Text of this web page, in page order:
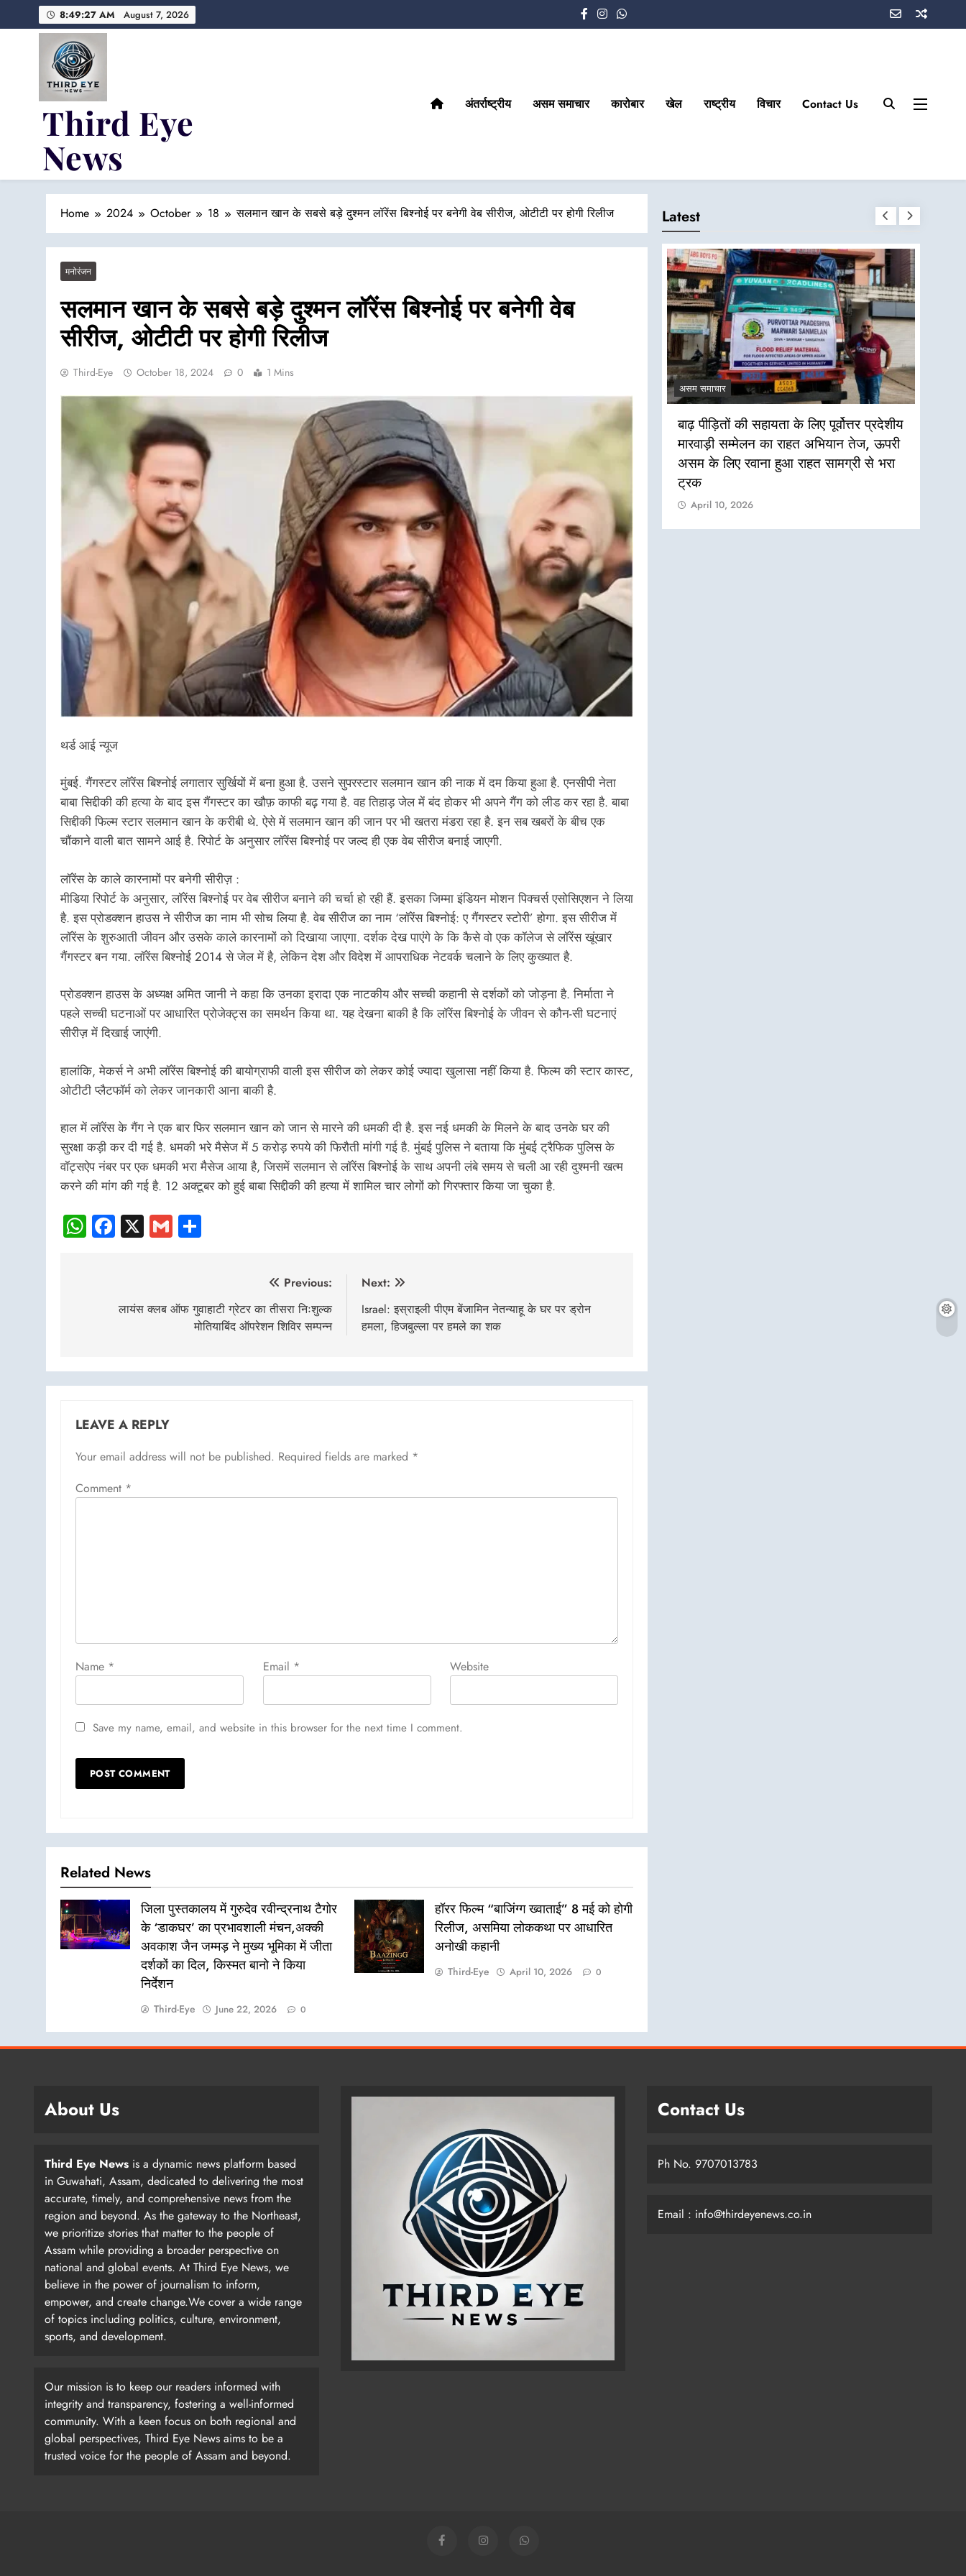
to
8:49:28 AM August 7, 2026
Third Eye
News
अंतर्राष्ट्रीय असम समाचार कारोबार खेल राष्ट्रीय विचार Contact Us
Home 2024 October 18 सलमान खान के सबसे बड़े दुश्मन लॉरेंस बिश्नोई पर बनेगी वेब सीरीज, ओटीटी पर होगी रिलीज
मनोरंजन
सलमान खान के सबसे बड़े दुश्मन लॉरेंस बिश्नोई पर बनेगी वेब
सीरीज, ओटीटी पर होगी रिलीज
Third-Eye October 18, 2024 0 1 Mins
थर्ड आई न्यूज
मुंबई. गैंगस्टर लॉरेंस बिश्नोई लगातार सुर्खियों में बना हुआ है. उसने सुपरस्टार सलमान खान की नाक में दम किया हुआ है. एनसीपी नेता
बाबा सिद्दीकी की हत्या के बाद इस गैंगस्टर का खौफ़ काफी बढ़ गया है. वह तिहाड़ जेल में बंद होकर भी अपने गैंग को लीड कर रहा है. बाबा
सिद्दीकी फिल्म स्टार सलमान खान के करीबी थे. ऐसे में सलमान खान की जान पर भी खतरा मंडरा रहा है. इन सब खबरों के बीच एक
चौंकाने वाली बात सामने आई है. रिपोर्ट के अनुसार लॉरेंस बिश्नोई पर जल्द ही एक वेब सीरीज बनाई जाएगी.
लॉरेंस के काले कारनामों पर बनेगी सीरीज़ :
मीडिया रिपोर्ट के अनुसार, लॉरेंस बिश्नोई पर वेब सीरीज बनाने की चर्चा हो रही हैं. इसका जिम्मा इंडियन मोशन पिक्चर्स एसोसिएशन ने लिया
है. इस प्रोडक्शन हाउस ने सीरीज का नाम भी सोच लिया है. वेब सीरीज का नाम ‘लॉरेंस बिश्नोई: ए गैंगस्टर स्टोरी’ होगा. इस सीरीज में
लॉरेंस के शुरुआती जीवन और उसके काले कारनामों को दिखाया जाएगा. दर्शक देख पाएंगे के कि कैसे वो एक कॉलेज से लॉरेंस खूंखार
गैंगस्टर बन गया. लॉरेंस बिश्नोई 2014 से जेल में है, लेकिन देश और विदेश में आपराधिक नेटवर्क चलाने के लिए कुख्यात है.
प्रोडक्शन हाउस के अध्यक्ष अमित जानी ने कहा कि उनका इरादा एक नाटकीय और सच्ची कहानी से दर्शकों को जोड़ना है. निर्माता ने
पहले सच्ची घटनाओं पर आधारित प्रोजेक्ट्स का समर्थन किया था. यह देखना बाकी है कि लॉरेंस बिश्नोई के जीवन से कौन-सी घटनाएं
सीरीज़ में दिखाई जाएंगी.
हालांकि, मेकर्स ने अभी लॉरेंस बिश्नोई की बायोग्राफी वाली इस सीरीज को लेकर कोई ज्यादा खुलासा नहीं किया है. फिल्म की स्टार कास्ट,
ओटीटी प्लैटफॉर्म को लेकर जानकारी आना बाकी है.
हाल में लॉरेंस के गैंग ने एक बार फिर सलमान खान को जान से मारने की धमकी दी है. इस नई धमकी के मिलने के बाद उनके घर की
सुरक्षा कड़ी कर दी गई है. धमकी भरे मैसेज में 5 करोड़ रुपये की फिरौती मांगी गई है. मुंबई पुलिस ने बताया कि मुंबई ट्रैफिक पुलिस के
वॉट्सऐप नंबर पर एक धमकी भरा मैसेज आया है, जिसमें सलमान से लॉरेंस बिश्नोई के साथ अपनी लंबे समय से चली आ रही दुश्मनी खत्म
करने की मांग की गई है. 12 अक्टूबर को हुई बाबा सिद्दीकी की हत्या में शामिल चार लोगों को गिरफ्तार किया जा चुका है.
WhatsApp
Facebook
X Gmail
navigation
Previous:
लायंस क्लब ऑफ गुवाहाटी ग्रेटर का तीसरा निःशुल्क
मोतियाबिंद ऑपरेशन शिविर सम्पन्न
Next:
Israel: इस्राइली पीएम बेंजामिन नेतन्याहू के घर पर ड्रोन
हमला, हिजबुल्ला पर हमले का शक
LEAVE A REPLY
Your email address will not be published. Required fields are marked *
Comment *
Name * Email * Website
Save my name, email, and website in this browser for the next time I comment.
Related News
जिला पुस्तकालय में गुरुदेव रवीन्द्रनाथ टैगोर
के ‘डाकघर’ का प्रभावशाली मंचन,अक्की
अवकाश जैन जम्मड़ ने मुख्य भूमिका में जीता
दर्शकों का दिल, किस्मत बानो ने किया
निर्देशन
Third-Eye June 22, 2026 0
हॉरर फिल्म “बाजिंग्ग ख्वाताई” 8 मई को होगी
रिलीज, असमिया लोककथा पर आधारित
अनोखी कहानी
Third-Eye April 10, 2026 0
Latest
लखीमपुर सदर थाना परिसर में ‘अमृत धारा’
पेयजल कूलर का उद्घाटन
April 10, 2026
असम समाचार
बाढ़ पीड़ितों की सहायता के लिए पूर्वोत्तर प्रदेशीय
मारवाड़ी सम्मेलन का राहत अभियान तेज, ऊपरी
असम के लिए रवाना हुआ राहत सामग्री से भरा
ट्रक
April 10, 2026
About Us
Third Eye News is a dynamic news platform based
in Guwahati, Assam, dedicated to delivering the most
accurate, timely, and comprehensive news from the
region and beyond. As the gateway to the Northeast,
we prioritize stories that matter to the people of
Assam while providing a broader perspective on
national and global events. At Third Eye News, we
believe in the power of journalism to inform,
empower, and create change.We cover a wide range
of topics including politics, culture, environment,
sports, and development.
Our mission is to keep our readers informed with
integrity and transparency, fostering a well-informed
community. With a keen focus on both regional and
global perspectives, Third Eye News aims to be a
trusted voice for the people of Assam and beyond.
Contact Us
Ph No. 9707013783
Email : info@thirdeyenews.co.in